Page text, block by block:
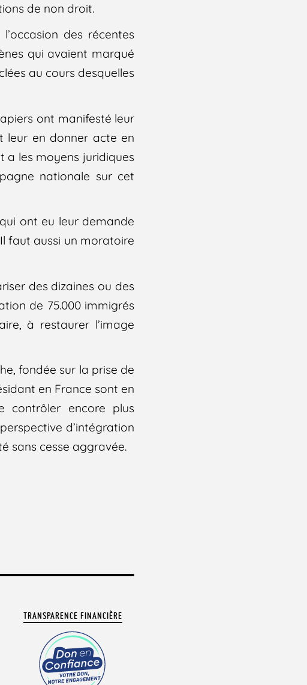
de non droit.
des récentes
qui avaient marqué
au cours desquelles
ont manifesté leur
leur en donner acte en
a les moyens juridiques
nationale sur cet
ont eu leur demande
faut aussi un moratoire
des dizaines ou des
de 75.000 immigrés
à restaurer l’image
fondée sur la prise de
en France sont en
contrôler encore plus
d’intégration
sans cesse aggravée.
TRANSPARENCE FINANCIÈRE